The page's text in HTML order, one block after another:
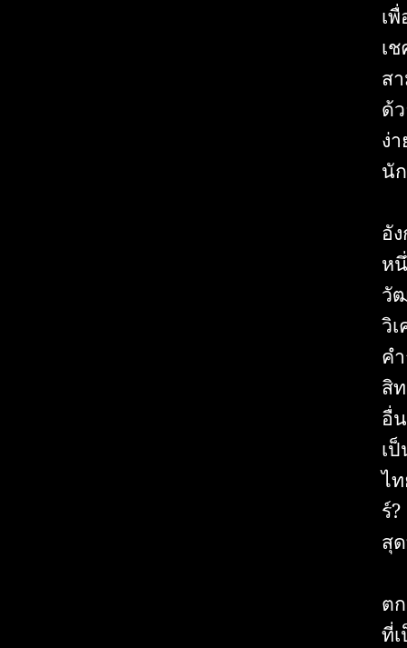
เ
เ
ส
ด้
ง่
นั
อั
ห
วั
วิ
ค
สิ
อื่
เ
ไ
ร์
สุ
ต
ที่